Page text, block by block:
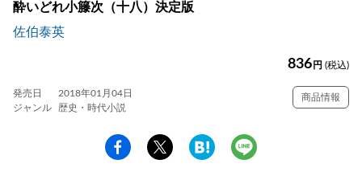
酔いどれ小籐次（十八）決定版
佐伯泰英
836 円 (税込)
発売日
2018年01月04日
ジャンル
歴史・時代小説
商品情報